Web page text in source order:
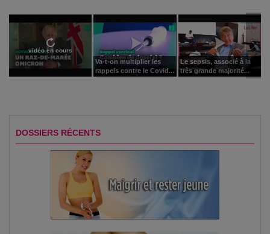
vidéo en cours
Va-t-on multiplier les
rappels contre le Covid...
Le sepsis, associé à la
très grande majorité...
DOSSIERS RÉCENTS